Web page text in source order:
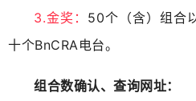
3.金奖： 50个（含）组合
十个BnCRA电台。
组合数确认、查询网址：